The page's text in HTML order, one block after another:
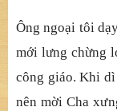
Ông ngoại tôi
mới lưng chừng
công giáo. Khi
nên mời Cha